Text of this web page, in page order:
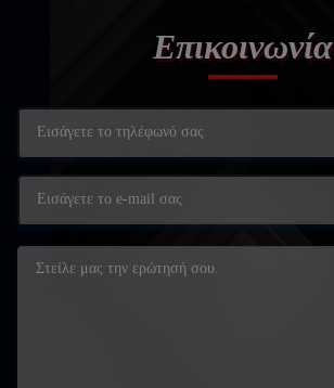
Επικοινωνία